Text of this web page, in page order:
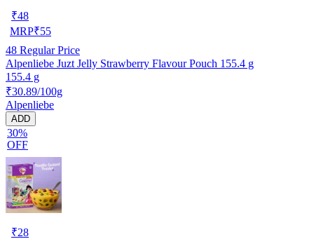
₹48
MRP₹55
48 Regular Price
Alpenliebe Juzt Jelly Strawberry Flavour Pouch 155.4 g
155.4 g
₹30.89/100g
Alpenliebe
ADD
30%
OFF
₹28